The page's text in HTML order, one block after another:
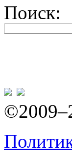
Поиск: